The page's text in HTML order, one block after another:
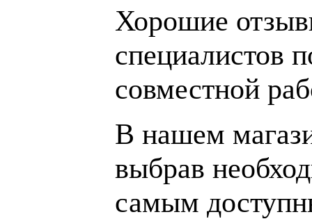
Хорошие
специалистов
совместной
В нашем
выбрав
самым